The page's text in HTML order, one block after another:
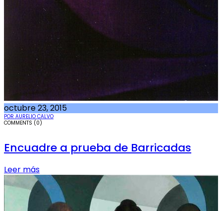
octubre 23, 2015
POR AURELIO CALVO
COMMENTS (0)
Encuadre a prueba de Barricadas
Leer más